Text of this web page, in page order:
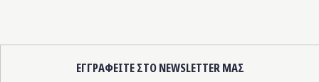
ΕΓΓΡΑΦΕΙΤΕ ΣΤΟ NEWSLETTER ΜΑΣ